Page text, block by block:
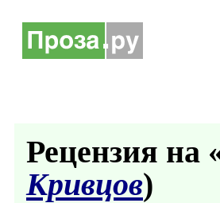
Рецензия на
Кривцов)